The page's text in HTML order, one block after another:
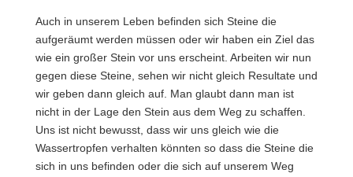
Auch in unserem Leben befinden sich Steine die
aufgeräumt werden müssen oder wir haben ein Ziel das
wie ein großer Stein vor uns erscheint. Arbeiten wir nun
gegen diese Steine, sehen wir nicht gleich Resultate und
wir geben dann gleich auf. Man glaubt dann man ist
nicht in der Lage den Stein aus dem Weg zu schaffen.
Uns ist nicht bewusst, dass wir uns gleich wie die
Wassertropfen verhalten könnten so dass die Steine die
sich in uns befinden oder die sich auf unserem Weg